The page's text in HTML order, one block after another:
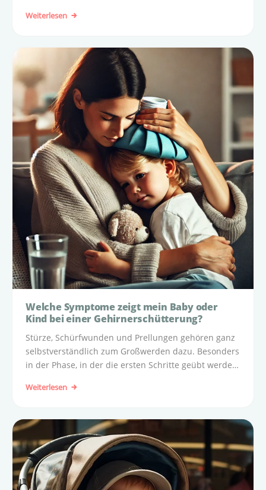
auftritt.
Weiterlesen
Welche Symptome zeigt mein Baby oder
Kind bei einer Gehirnerschütterung?
Stürze, Schürfwunden und Prellungen gehören ganz
selbstverständlich zum Großwerden dazu. Besonders
in der Phase, in der die ersten Schritte geübt werden,
sich den Kopf an der Tischkante stoßen.
Weiterlesen